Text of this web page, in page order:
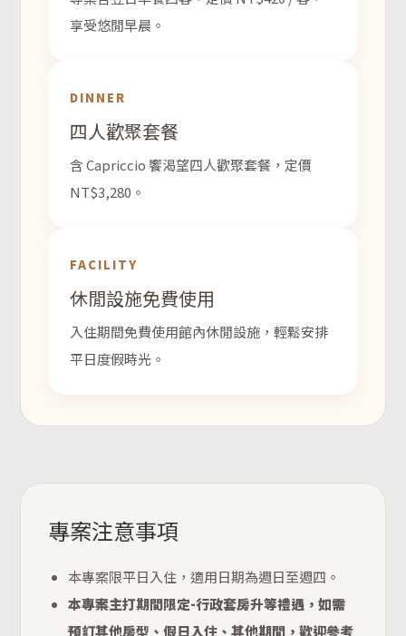
享受悠閒早晨。
DINNER
四人歡聚套餐
含 Capriccio 饗渴望四人歡聚套餐，定價
NT$3,280。
FACILITY
休閒設施免費使用
入住期間免費使用館內休閒設施，輕鬆安排
平日度假時光。
專案注意事項
本專案限平日入住，適用日期為週日至週四。
本專案主打期間限定-行政套房升等禮遇，如需
預訂其他房型、假日入住、其他期間，歡迎參考